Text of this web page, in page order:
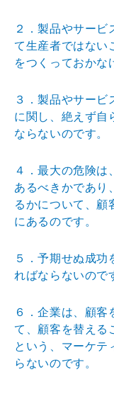
２．製品やサービ
て生産者ではない
をつくっておかな
３．製品やサー
に関 し、絶えず自
ならないのです。
４．最大の危険は
あるべきかであり
るかについて、顧
にあるのです。
５．予期せぬ成
ればならないので
６．企業は、顧
て、 顧客を替える
という、 マーケテ
らないのです。